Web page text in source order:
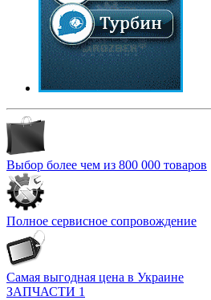
Выбор более чем из 800 000 товаров
Полное сервисное сопровождение
Самая выгодная цена в Украине
ЗАПЧАСТИ 1